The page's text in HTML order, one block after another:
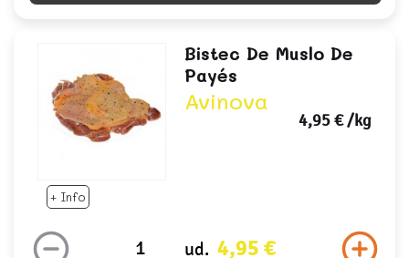
+ Info
Bistec De Muslo De
Payés
Avinova
4,95 €/kg
ud. 4,95 €